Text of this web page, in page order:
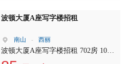
于企业的运营和发展。 选择我们，
无论是写字楼出租、写字楼招租还是
办公室出租，我们都将竭诚为您服
心支持 写字楼出租、写字楼招租、
办公室出租，我们致力于为每一位客
我们，以特价38888全包的价格，开
启您的事业新篇章。
生活愉快！！
密关注和大力支持，潜力极大！ 光
薪科技办公汇聚区，车位充足，花园
式办公环境，坐享光明科技，制造业
波顿大厦A座写字楼招租
南山 - 西丽
波顿大厦A座写字楼招租 702房 103
平 1+1 朝北 703房 142平 2+1 北 705